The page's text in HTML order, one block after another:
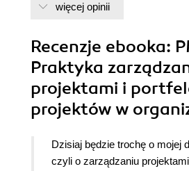
więcej opinii
Recenzje ebooka:
Praktyka
projektami i
projektów w
Dzisiaj będzie trochę o mojej
czyli o zarządzaniu